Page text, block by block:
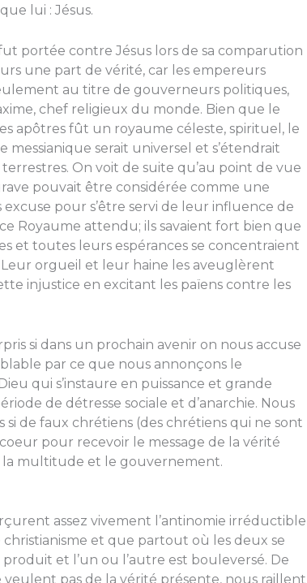
lui : Jésus.
portée contre Jésus lors de sa comparution
une part de vérité, car les empereurs
au titre de gouverneurs politiques,
chef religieux du monde. Bien que le
apôtres fût un royaume céleste, spirituel, le
messianique serait universel et s’étendrait
On voit de suite qu’au point de vue
pouvait être considérée comme une
excuse pour s’être servi de leur influence de
Royaume attendu; ils savaient fort bien que
et toutes leurs espérances se concentraient
Leur orgueil et leur haine les aveuglèrent
injustice en excitant les païens contre les
si dans un prochain avenir on nous accuse
par ce que nous annonçons le
qui s’instaure en puissance et grande
de détresse sociale et d’anarchie. Nous
si de faux chrétiens (des chrétiens qui ne sont
pour recevoir le message de la vérité
multitude et le gouvernement.
assez vivement l’an­tinomie irréductible
et que partout où les deux se
et l’un ou l’autre est bouleversé. De
pas de la vérité présente, nous raillent